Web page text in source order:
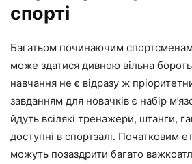
спорті
Багатьом починаючим
може здатися дивною вільна
навчання не є відразу ж
завданням для новачків є набір
йдуть всілякі тренажери, штанги,
доступні в спортзалі. Початковим
можуть позаздрити багато